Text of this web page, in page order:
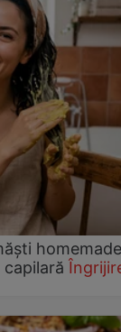
homemade